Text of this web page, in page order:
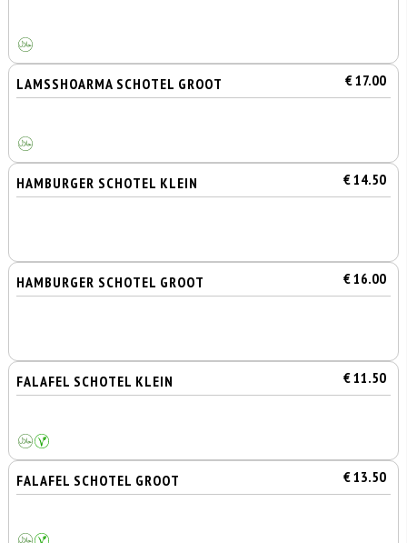
LAMSSHOARMA SCHOTEL GROOT € 17.00
HAMBURGER SCHOTEL KLEIN € 14.50
HAMBURGER SCHOTEL GROOT € 16.00
FALAFEL SCHOTEL KLEIN € 11.50
FALAFEL SCHOTEL GROOT € 13.50